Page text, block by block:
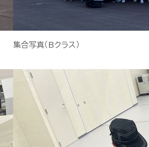
集合写真（Bクラス）